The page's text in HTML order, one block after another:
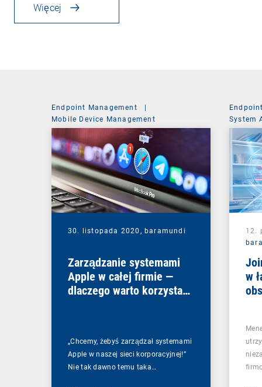
Więcej
Endpoint Management
Mobile Device Management
30. listopada 2020, baramundi
Zarządzanie systemami
Apple w całej firmie —
dlaczego warto korzystać
„Chcemy, żebyś zarządzał systemami
Apple w naszej sieci korporacyjnej!”
Nie tak dawno temu taka…
System
12.
w